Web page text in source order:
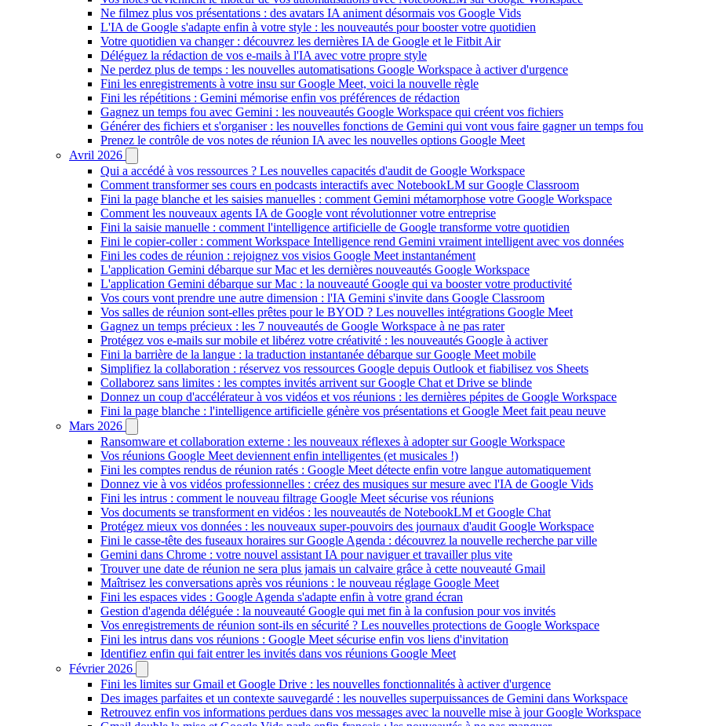
Ne filmez plus vos présentations : des avatars IA animent désormais vos Google Vids
L'IA de Google s'adapte enfin à votre style : les nouveautés pour booster votre quotidien
Votre quotidien va changer : découvrez les dernières IA de Google et le Fitbit Air
Déléguez la rédaction de vos e-mails à l'IA avec votre propre style
Ne perdez plus de temps : les nouvelles automatisations Google Workspace à activer d'urgence
Fini les enregistrements à votre insu sur Google Meet, voici la nouvelle règle
Fini les répétitions : Gemini mémorise enfin vos préférences de rédaction
Gagnez un temps fou avec Gemini : les nouveautés Google Workspace qui créent vos fichiers
Générer des fichiers et s'organiser : les nouvelles fonctions de Gemini qui vont vous faire gagner un temps fou
Prenez le contrôle de vos notes de réunion IA avec les nouvelles options Google Meet
Avril 2026
Qui a accédé à vos ressources ? Les nouvelles capacités d'audit de Google Workspace
Comment transformer ses cours en podcasts interactifs avec NotebookLM sur Google Classroom
Fini la page blanche et les saisies manuelles : comment Gemini métamorphose votre Google Workspace
Comment les nouveaux agents IA de Google vont révolutionner votre entreprise
Fini la saisie manuelle : comment l'intelligence artificielle de Google transforme votre quotidien
Fini le copier-coller : comment Workspace Intelligence rend Gemini vraiment intelligent avec vos données
Fini les codes de réunion : rejoignez vos visios Google Meet instantanément
L'application Gemini débarque sur Mac et les dernières nouveautés Google Workspace
L'application Gemini débarque sur Mac : la nouveauté Google qui va booster votre productivité
Vos cours vont prendre une autre dimension : l'IA Gemini s'invite dans Google Classroom
Vos salles de réunion sont-elles prêtes pour le BYOD ? Les nouvelles intégrations Google Meet
Gagnez un temps précieux : les 7 nouveautés de Google Workspace à ne pas rater
Protégez vos e-mails sur mobile et libérez votre créativité : les nouveautés Google à activer
Fini la barrière de la langue : la traduction instantanée débarque sur Google Meet mobile
Simplifiez la collaboration : réservez vos ressources Google depuis Outlook et fiabilisez vos Sheets
Collaborez sans limites : les comptes invités arrivent sur Google Chat et Drive se blinde
Donnez un coup d'accélérateur à vos vidéos et vos réunions : les dernières pépites de Google Workspace
Fini la page blanche : l'intelligence artificielle génère vos présentations et Google Meet fait peau neuve
Mars 2026
Ransomware et collaboration externe : les nouveaux réflexes à adopter sur Google Workspace
Vos réunions Google Meet deviennent enfin intelligentes (et musicales !)
Fini les comptes rendus de réunion ratés : Google Meet détecte enfin votre langue automatiquement
Donnez vie à vos vidéos professionnelles : créez des musiques sur mesure avec l'IA de Google Vids
Fini les intrus : comment le nouveau filtrage Google Meet sécurise vos réunions
Vos documents se transforment en vidéos : les nouveautés de NotebookLM et Google Chat
Protégez mieux vos données : les nouveaux super-pouvoirs des journaux d'audit Google Workspace
Fini le casse-tête des fuseaux horaires sur Google Agenda : découvrez la nouvelle recherche par ville
Gemini dans Chrome : votre nouvel assistant IA pour naviguer et travailler plus vite
Trouver une date de réunion ne sera plus jamais un calvaire grâce à cette nouveauté Gmail
Maîtrisez les conversations après vos réunions : le nouveau réglage Google Meet
Fini les espaces vides : Google Agenda s'adapte enfin à votre grand écran
Gestion d'agenda déléguée : la nouveauté Google qui met fin à la confusion pour vos invités
Vos enregistrements de réunion sont-ils en sécurité ? Les nouvelles protections de Google Workspace
Fini les intrus dans vos réunions : Google Meet sécurise enfin vos liens d'invitation
Identifiez enfin qui fait entrer les invités dans vos réunions Google Meet
Février 2026
Fini les limites sur Gmail et Google Drive : les nouvelles fonctionnalités à activer d'urgence
Des images parfaites et un contexte sauvegardé : les nouvelles superpuissances de Gemini dans Workspace
Retrouvez enfin vos informations perdues dans vos messages avec la nouvelle mise à jour Google Workspace